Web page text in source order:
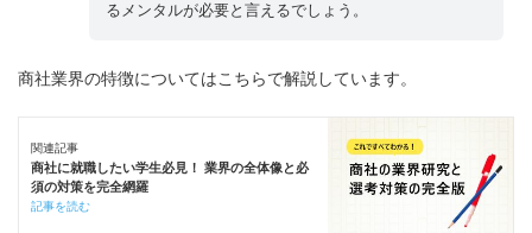
るメンタルが必要と言えるでしょう。
商社業界の特徴についてはこちらで解説しています。
関連記事
商社に就職したい学生必見！ 業界の全体像と必
須の対策を完全網羅
記事を読む